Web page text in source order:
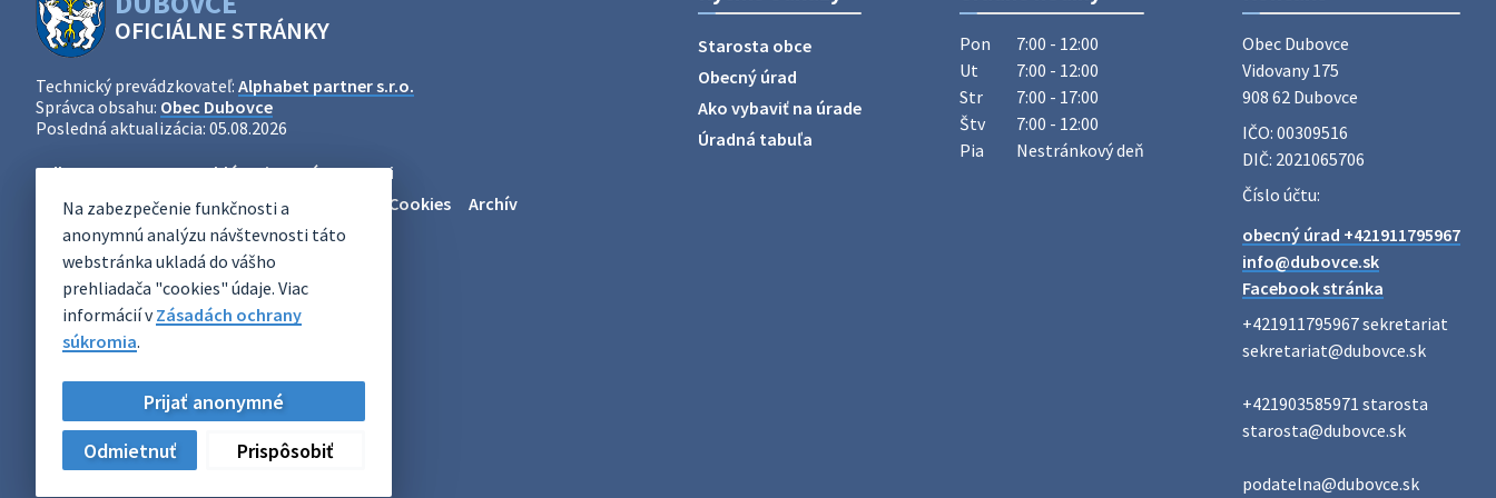
Na zabezpečenie funkčnosti a
anonymnú analýzu návštevnosti táto
webstránka ukladá do vášho
prehliadača "cookies" údaje. Viac
informácií vZásadách ochrany
súkromia.
Prijať anonymné
Odmietnuť
Prispôsobiť
Obecného úradu budú od 8.00 hod.
prechádzať obcou a zbierať železný
odpad …
27. júla 2026 06:31
Zájazd do Veľkého Medera
Slovenska Dubovce srdečne pozýva
svoje členky, ich rodinných
príslušníkov aj priateľov na
jednodňový zájazd na termálne
Poradne komplexnej pomoci
bezplatné a diskrétne komplexné
OFICIÁLNE STRÁNKY
Technický prevádzkovateľ: Alphabet partner s.r.o.
Správca obsahu: Obec Dubovce
Posledná aktualizácia: 05.08.2026
Odber RSS
Mapa
Vyhlásenie o prístupnosti
Zásady ochrany osobných údajov
Nastaviť Cookies Archív
Starosta obce
Obecný úrad
Ako vybaviť na úrade
Úradná tabuľa
Pon
7:00 - 12:00
Ut
7:00 - 12:00
Str
7:00 - 17:00
Štv
7:00 - 12:00
Pia
Nestránkový deň
Obec Dubovce
Vidovany 175
908 62 Dubovce
IČO: 00309516
DIČ: 2021065706
Číslo účtu:
obecný úrad +421911795967
info@dubovce.sk
Facebook stránka
+421911795967 sekretariat
sekretariat@dubovce.sk
+421903585971 starosta
starosta@dubovce.sk
podatelna@dubovce.sk